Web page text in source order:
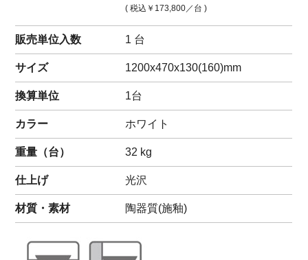
( 税込 ￥173,800 ／台 )
販売単位入数 1 台
サイズ 1200x470x130(160)mm
換算単位 1台
カラー ホワイト
重量（台） 32 kg
仕上げ 光沢
材質・素材 陶器質(施釉)